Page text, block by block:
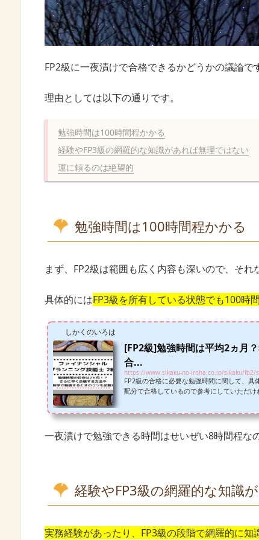
FP2級に一夜漬けで合格できるかどうかの議論で
理由としては以下の通りです。
勉強時間は100時間程かかる
経験やFP3級の網羅的な知識があれば無理ではない
運に頼るのは絶望的
勉強時間は100時間程かかる
まず、FP2級は範囲も広く内容も深いので、それ
具体的にはFP3級を所有している状態でも100時
しかくのいろは
[FP2級]勉強時間は平均2ヵ月
合...
https://www.sikaku-no-iroha.co.jp/sikaku/fp2/
FP2級の合格に必要な勉強時間に関して、
配分で合格しているので参考にしていただけ
一夜漬けで勉強できる時間はせいぜい8時間程な
経験やFP3級の網羅的な知識
実務経験があったり、FP3級の段階で網羅的に